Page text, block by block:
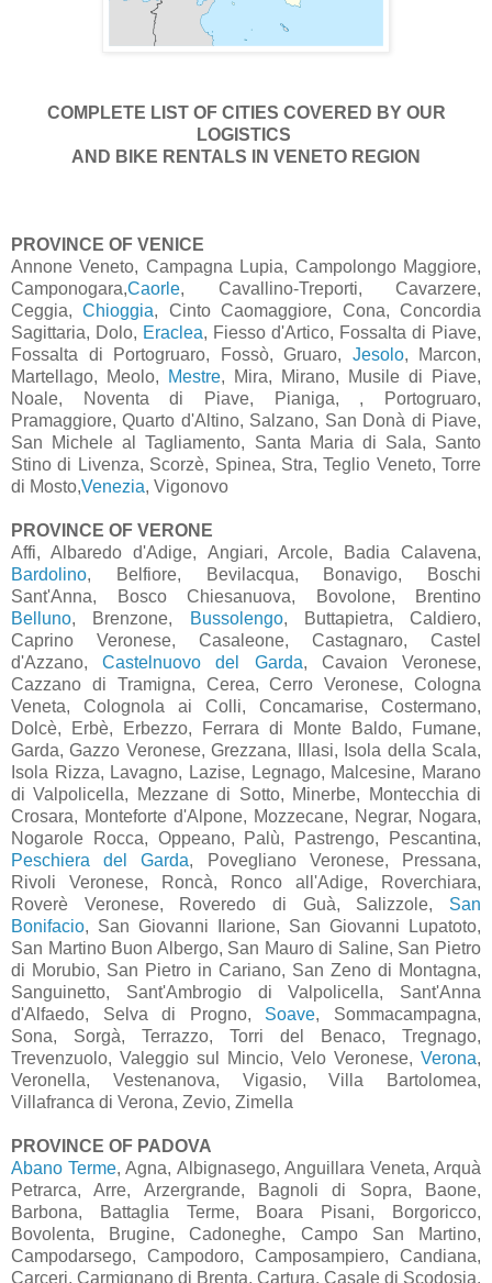
COMPLETE LIST OF CITIES COVERED BY OUR
LOGISTICS
AND BIKE RENTALS IN VENETO REGION
PROVINCE OF VENICE
Annone Veneto, Campagna Lupia, Campolongo Maggiore,
Camponogara,Caorle, Cavallino-Treporti, Cavarzere,
Ceggia,Chioggia, Cinto Caomaggiore, Cona, Concordia
Sagittaria, Dolo, Eraclea, Fiesso d'Artico, Fossalta di Piave,
Fossalta di Portogruaro, Fossò, Gruaro, Jesolo, Marcon,
Martellago, Meolo,
Mestre, Mira, Mirano, Musile di Piave,
Noale, Noventa di Piave, Pianiga, , Portogruaro,
Pramaggiore, Quarto d'Altino, Salzano, San Donà di Piave,
San Michele al Tagliamento, Santa Maria di Sala, Santo
Stino di Livenza, Scorzè, Spinea, Stra, Teglio Veneto, Torre
di Mosto,Venezia, Vigonovo
PROVINCE OF VERONE
Affi, Albaredo d'Adige, Angiari, Arcole, Badia Calavena,
Bardolino, Belfiore, Bevilacqua, Bonavigo, Boschi
Sant'Anna, Bosco Chiesanuova, Bovolone, Brentino
Belluno, Brenzone, Bussolengo, Buttapietra, Caldiero,
Caprino Veronese, Casaleone, Castagnaro, Castel
d'Azzano,Castelnuovo del Garda, Cavaion Veronese,
Cazzano di Tramigna, Cerea, Cerro Veronese, Cologna
Veneta, Colognola ai Colli, Concamarise, Costermano,
Dolcè, Erbè, Erbezzo, Ferrara di Monte Baldo, Fumane,
Garda, Gazzo Veronese, Grezzana, Illasi, Isola della Scala,
Isola Rizza, Lavagno, Lazise, Legnago, Malcesine, Marano
di Valpolicella, Mezzane di Sotto, Minerbe, Montecchia di
Crosara, Monteforte d'Alpone, Mozzecane, Negrar, Nogara,
Nogarole Rocca, Oppeano, Palù, Pastrengo, Pescantina,
Peschiera del Garda, Povegliano Veronese, Pressana,
Rivoli Veronese, Roncà, Ronco all'Adige, Roverchiara,
Roverè Veronese, Roveredo di Guà, Salizzole, San
Bonifacio, San Giovanni Ilarione, San Giovanni Lupatoto,
San Martino Buon Albergo, San Mauro di Saline, San Pietro
di Morubio, San Pietro in Cariano, San Zeno di Montagna,
Sanguinetto, Sant'Ambrogio di Valpolicella, Sant'Anna
d'Alfaedo, Selva di Progno, Soave, Sommacampagna,
Sona, Sorgà, Terrazzo, Torri del Benaco, Tregnago,
Trevenzuolo, Valeggio sul Mincio, Velo Veronese, Verona,
Veronella, Vestenanova, Vigasio, Villa Bartolomea,
Villafranca di Verona, Zevio, Zimella
PROVINCE OF PADOVA
Abano Terme, Agna, Albignasego, Anguillara Veneta, Arquà
Petrarca, Arre, Arzergrande, Bagnoli di Sopra, Baone,
Barbona, Battaglia Terme, Boara Pisani, Borgoricco,
Bovolenta, Brugine, Cadoneghe, Campo San Martino,
Campodarsego, Campodoro, Camposampiero, Candiana,
Carceri, Carmignano di Brenta, Cartura, Casale di Scodosia,